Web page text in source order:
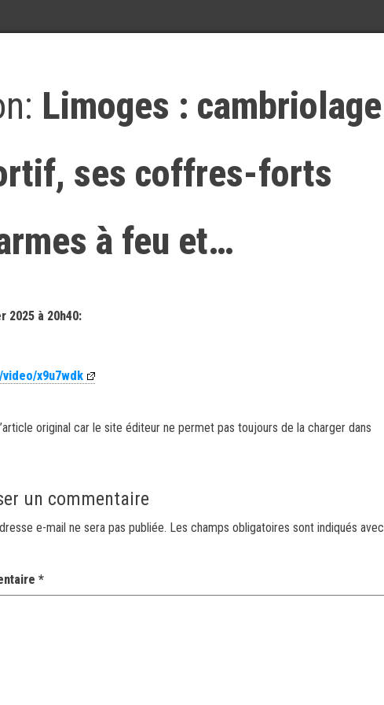
Limoges : cambriolage
ses coffres-forts
à feu et…
2025 à 20h40:
x9u7wdk
original car le site éditeur ne permet pas toujours de la charger dans
un commentaire
e-mail ne sera pas publiée. Les champs obligatoires sont indiqués avec
*